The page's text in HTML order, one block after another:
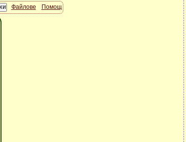
Файлове Помощ